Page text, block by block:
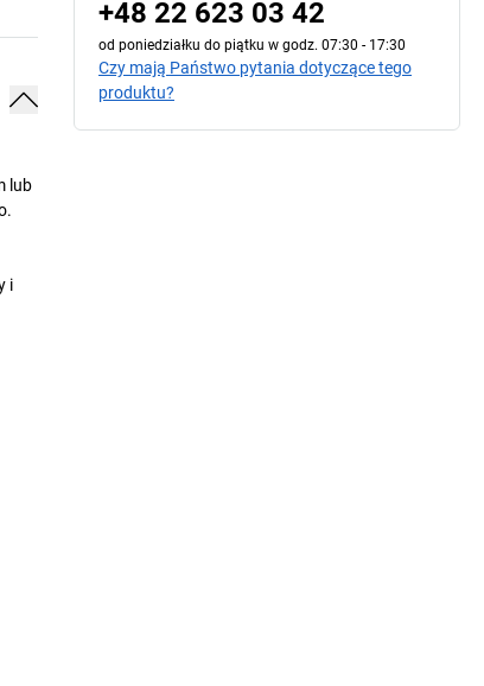
lub
i
+48 22 623 03 42
od poniedziałku do piątku w godz. 07:30 - 17:30
Czy mają Państwo pytania dotyczące tego
produktu?